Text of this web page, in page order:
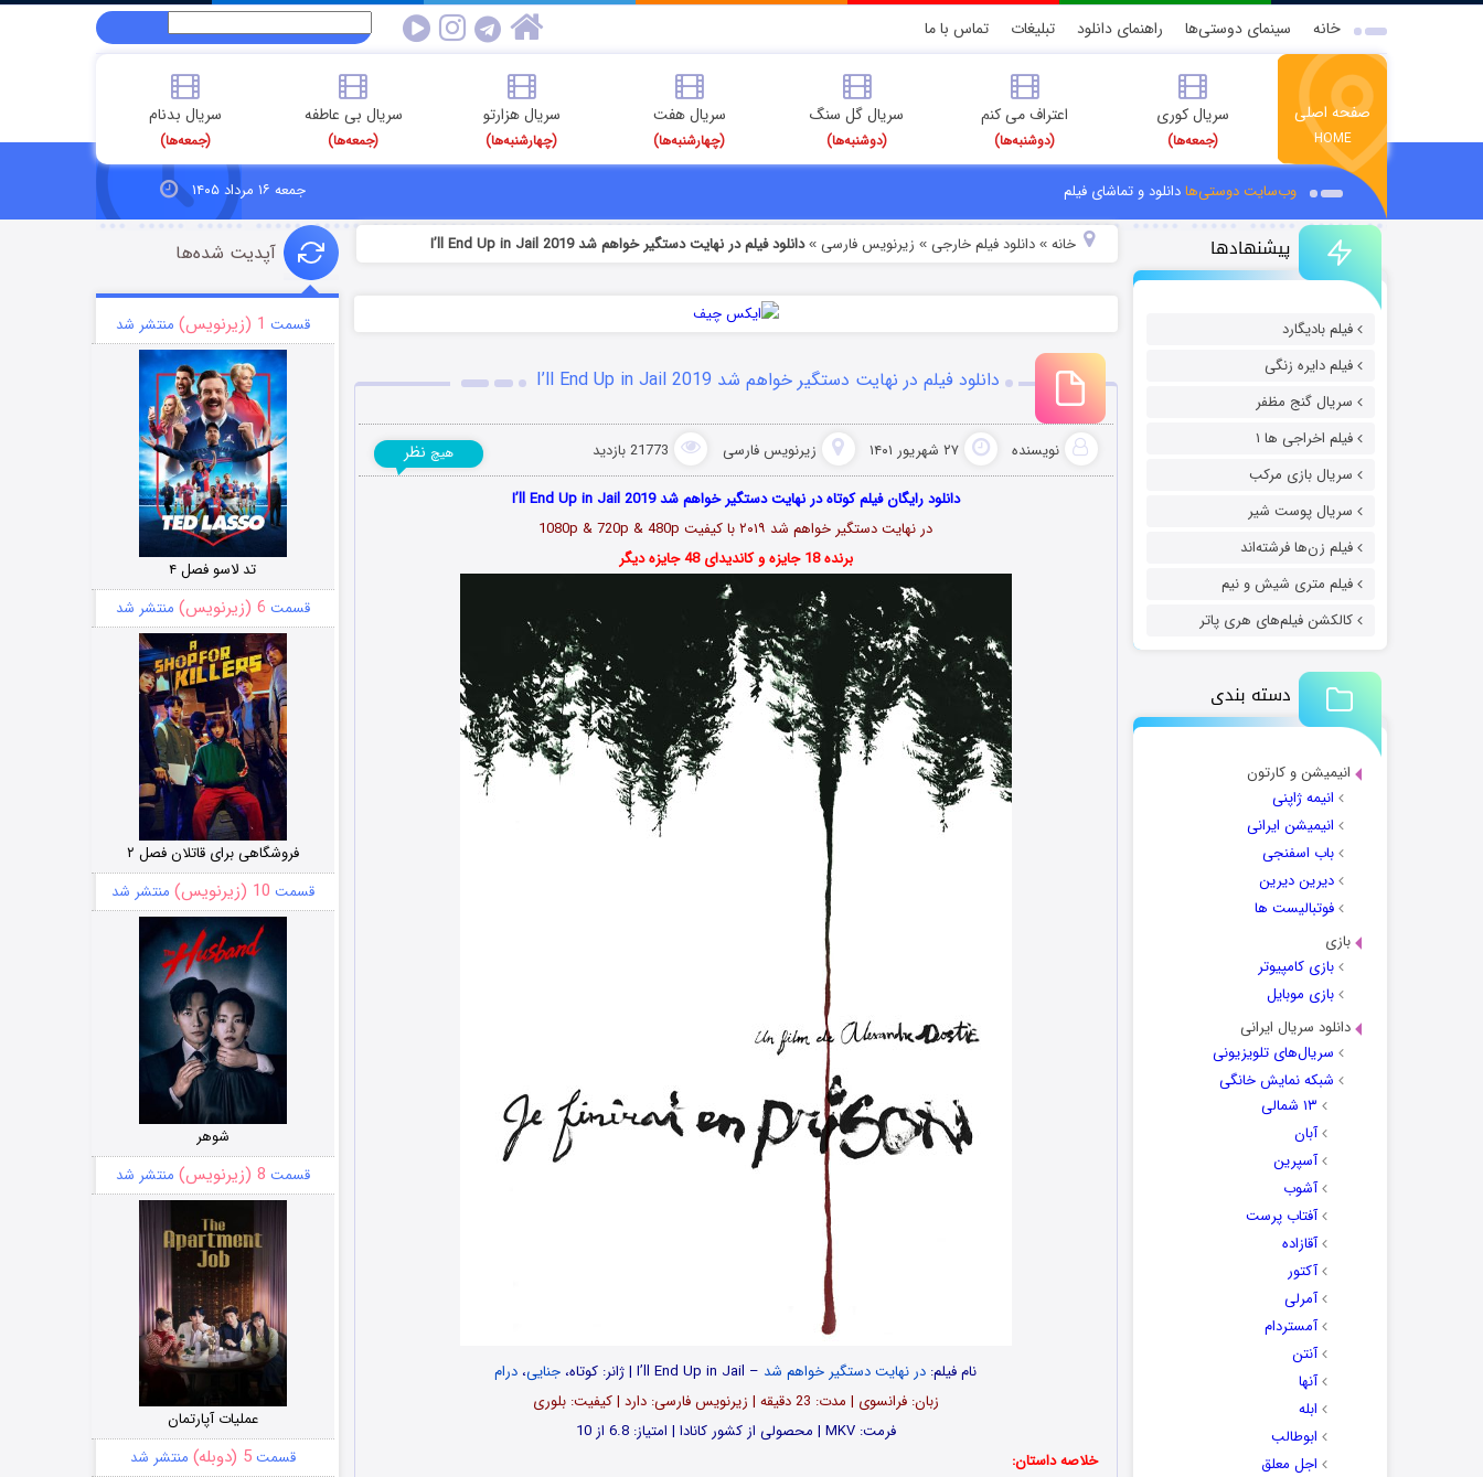
خانه سینمای دوستی‌ها راهنمای دانلود تبلیغات تماس با ما
صفحه اصلی
HOME
سریال کوری
(جمعه‌ها)
اعتراف می کنم
(دوشنبه‌ها)
سریال گل سنگ
(دوشنبه‌ها)
سریال هفت
(چهارشنبه‌ها)
سریال هزارتو
(چهارشنبه‌ها)
سریال بی عاطفه
(جمعه‌ها)
سریال بدنام
(جمعه‌ها)
وب‌سایت دوستی‌هادانلود و تماشای فیلم جمعه ۱۶ مرداد ۱۴۰۵
پیشنهادها
فیلم بادیگارد
فیلم دایره زنگی
سریال گنج مظفر
فیلم اخراجی ها ۱
سریال بازی مرکب
سریال پوست شیر
فیلم زن‌ها فرشته‌اند
فیلم متری شیش و نیم
کالکشن فیلم‌های هری پاتر
دسته بندی
انیمیشن و کارتون
انیمه ژاپنی
انیمیشن ایرانی
باب اسفنجی
دیرین دیرین
فوتبالیست ها
بازی
بازی کامپیوتر
بازی موبایل
دانلود سریال ایرانی
سریال‌های تلویزیونی
شبکه نمایش خانگی
۱۳ شمالی
آبان
آسپرین
آشوب
آفتاب پرست
آقازاده
آکتور
آمرلی
آمستردام
آنتن
آنها
ابله
ابوطالب
اجل معلق
خانه» دانلود فیلم خارجی » زیرنویس فارسی »دانلود فیلم در نهایت دستگیر خواهم شد I’ll End Up in Jail 2019
دانلود فیلم در نهایت دستگیر خواهم شد I’ll End Up in Jail 2019
نویسنده ۲۷ شهریور ۱۴۰۱ زیرنویس فارسی 21773 بازدید هیچ نظر
دانلود رایگان فیلم کوتاه در نهایت دستگیر خواهم شد I’ll End Up in Jail 2019
در نهایت دستگیر خواهم شد ۲۰۱۹ با کیفیت 1080p & 720p & 480p
برنده 18 جایزه و کاندیدای 48 جایزه دیگر
نام فیلم: در نهایت دستگیر خواهم شد – I’ll End Up in Jail | ژانر: کوتاه، جنایی، درام
زبان: فرانسوی | مدت‌: 23 دقیقه | زیرنویس فارسی: دارد | کیفیت: بلوری
فرمت: MKV | محصولی از کشور کانادا | امتیاز: 6.8 از 10
خلاصه داستان:
آپدیت شده‌ها
قسمت 1 (زیرنویس) منتشر شد
تد لاسو فصل ۴
قسمت 6 (زیرنویس) منتشر شد
فروشگاهی برای قاتلان فصل ۲
قسمت 10 (زیرنویس) منتشر شد
شوهر
قسمت 8 (زیرنویس) منتشر شد
عملیات آپارتمان
قسمت5 (دوبله) منتشر شد